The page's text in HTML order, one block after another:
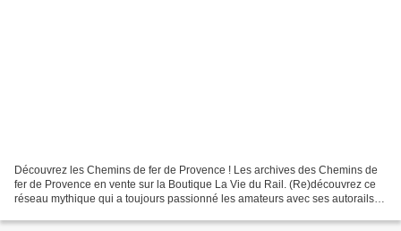
Découvrez les Chemins de fer de Provence ! Les archives des Chemins de
fer de Provence en vente sur la Boutique La Vie du Rail. (Re)découvrez ce
réseau mythique qui a toujours passionné les amateurs avec ses autorails